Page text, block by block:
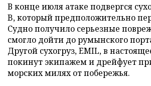
В конце июля атаке подвергся
B, который предположительно
Судно получило серьезные
смогло дойти до румынского
Другой сухогруз, EMIL, в
покинут экипажем и дрейфует
морских милях от побережья.